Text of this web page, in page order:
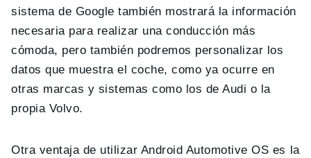
sistema de Google también mostrará la información
necesaria para realizar una conducción más
cómoda, pero también podremos personalizar los
datos que muestra el coche, como ya ocurre en
otras marcas y sistemas como los de Audi o la
propia Volvo.
Otra ventaja de utilizar Android Automotive OS es la